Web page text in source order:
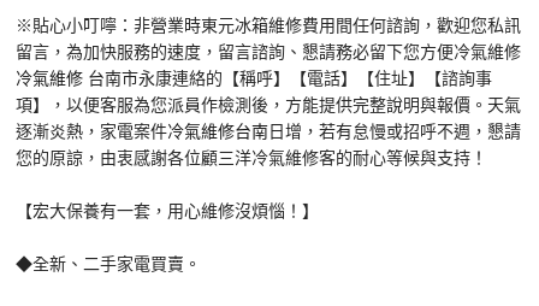
※貼心小叮嚀：非營業時東元冰箱維修費用間任何諮詢，歡迎您私訊
留言，為加快服務的速度，留言諮詢、懇請務必留下您方便冷氣維修
冷氣維修 台南市永康連絡的【稱呼】【電話】【住址】【諮詢事
項】，以便客服為您派員作檢測後，方能提供完整說明與報價。天氣
逐漸炎熱，家電案件冷氣維修台南日增，若有怠慢或招呼不週，懇請
您的原諒，由衷感謝各位顧三洋冷氣維修客的耐心等候與支持！
【宏大保養有一套，用心維修沒煩惱！】
◆全新、二手家電買賣。